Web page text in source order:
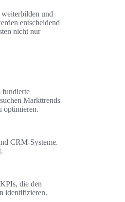
und
entscheidend
nicht nur
fundierte
Markttrends
optimieren.
CRM-Systeme.
die den
identifizieren.